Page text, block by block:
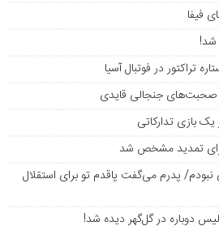
فیفا
شد!
تراکتور در فوتبال آسیا
صحبت‌های جنجالی قایدی
بازی تدارکاتی
پدرم می‌گفت پاقدم تو برای استقلال
دوباره در گل‌گهر دیده شد!